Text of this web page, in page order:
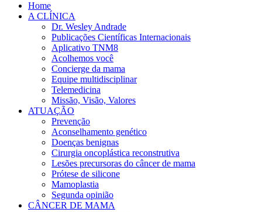
Home
A CLÍNICA
Dr. Wesley Andrade
Publicações Científicas Internacionais
Aplicativo TNM8
Acolhemos você
Concierge da mama
Equipe multidisciplinar
Telemedicina
Missão, Visão, Valores
ATUAÇÃO
Prevenção
Aconselhamento genético
Doenças benignas
Cirurgia oncoplástica reconstrutiva
Lesões precursoras do câncer de mama
Prótese de silicone
Mamoplastia
Segunda opinião
CÂNCER DE MAMA